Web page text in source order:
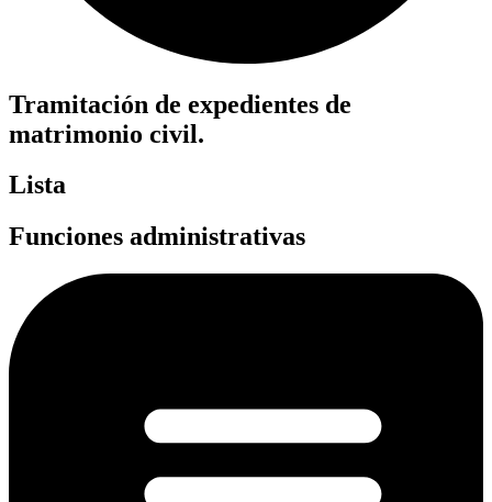
Tramitación de expedientes de
matrimonio civil.
Lista
Funciones administrativas